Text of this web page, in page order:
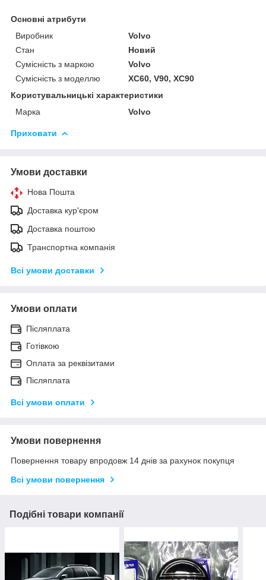
Основні атрибути
Виробник
Volvo
Стан
Новий
Сумісність з маркою
Volvo
Сумісність з моделлю
XC60, V90, XC90
Користувальницькі характеристики
Марка
Volvo
Приховати
Умови доставки
Нова Пошта
Доставка кур'єром
Доставка поштою
Транспортна компанія
Всі умови доставки
Умови оплати
Післяплата
Готівкою
Оплата за реквізитами
Післяплата
Всі умови оплати
Умови повернення
Повернення товару впродовж 14 днів за рахунок покупця
Всі умови повернення
Подібні товари компанії